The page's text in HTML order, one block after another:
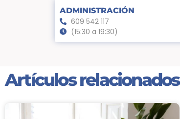
ADMINISTRACIÓN
609 542 117
(15:30 a 19:30)
Artículos relacionados